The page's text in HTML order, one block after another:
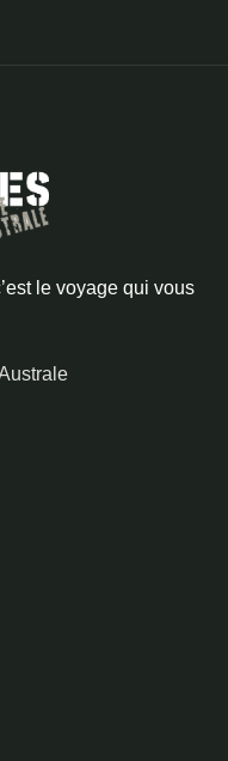
le voyage qui vous